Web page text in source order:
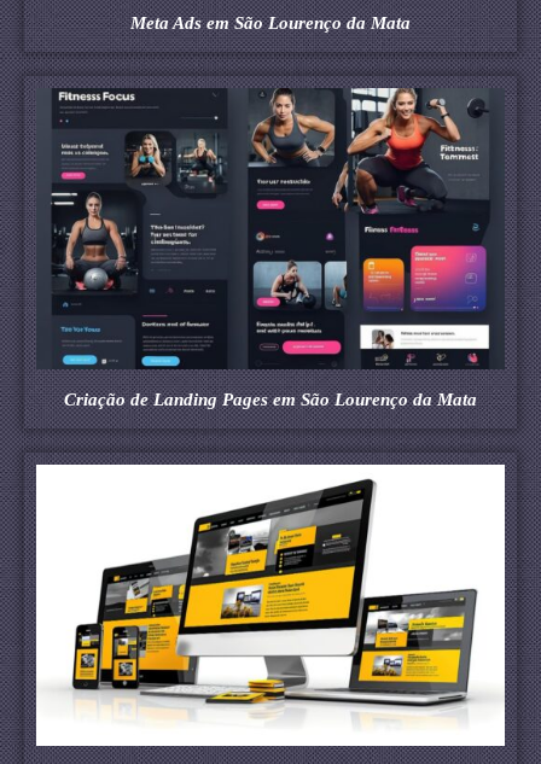
Meta Ads em São Lourenço da Mata
Criação de Landing Pages em São Lourenço da Mata